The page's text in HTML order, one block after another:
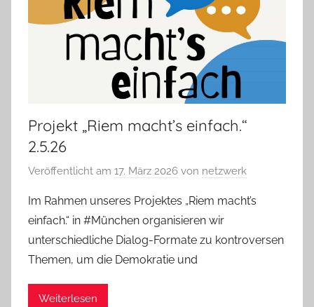
Projekt „Riem macht’s einfach.“
2.5.26
Veröffentlicht am 17. März 2026 von netzwerk
Im Rahmen unseres Projektes „Riem macht’s
einfach.“ in #München organisieren wir
unterschiedliche Dialog-Formate zu kontroversen
Themen, um die Demokratie und
Weiterlesen